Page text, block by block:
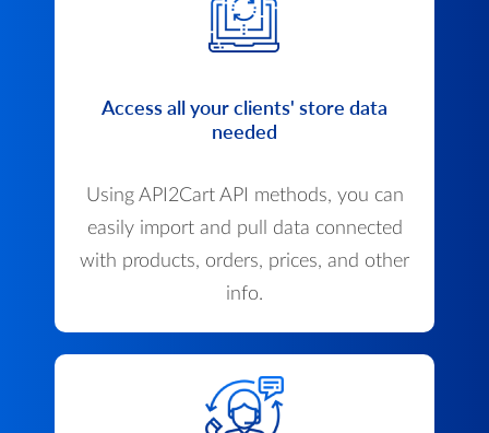
Access all your clients' store data
needed
Using API2Cart API methods, you can
easily import and pull data connected
with products, orders, prices, and other
info.